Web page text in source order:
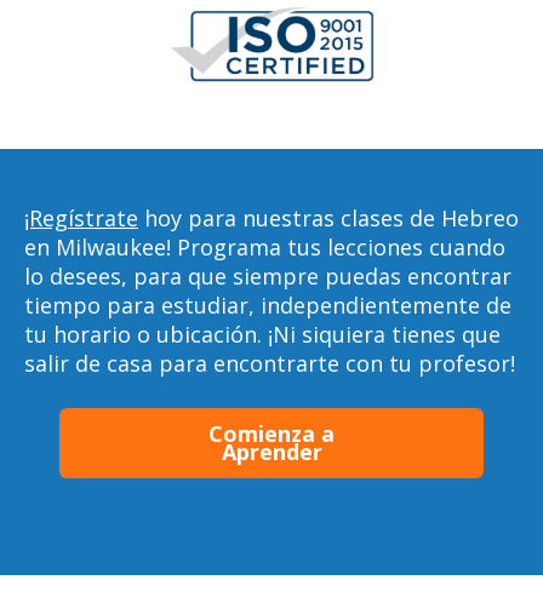
¡Regístrate hoy para nuestras clases de Hebreo
en Milwaukee! Programa tus lecciones cuando
lo desees, para que siempre puedas encontrar
tiempo para estudiar, independientemente de
tu horario o ubicación. ¡Ni siquiera tienes que
salir de casa para encontrarte con tu profesor!
Comienza a
Aprender